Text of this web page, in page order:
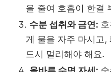
을 줄여 호흡이 한결
수분 섭취와 금연:
게 물을 자주 마시고,
드시 멀리해야 해요.